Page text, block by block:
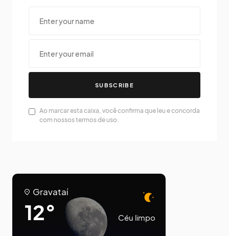
SUBSCRIBE
Ao marcar esta caixa, você confirma que leu e concorda
com nossos termos de uso.
Gravataí
12° Céu limpo